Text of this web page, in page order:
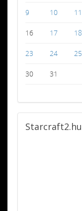
9 10 11
16 17 18
23 24 25
30 31
Starcraft2.hu